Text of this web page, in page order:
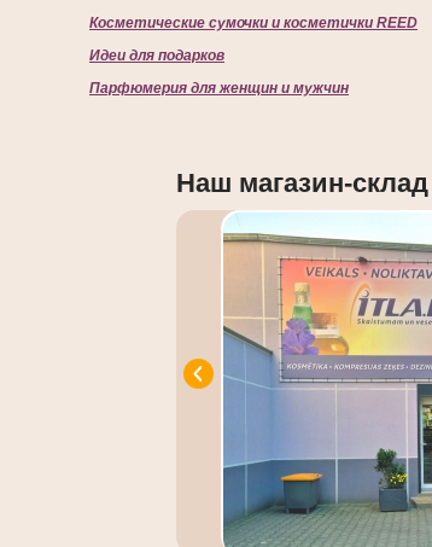
Косметические сумочки и косметички REED
Идеи для подарков
Парфюмерия для женщин и мужчин
Наш магазин-склад